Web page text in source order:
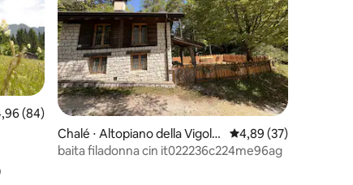
de uma avaliação média de 5, 84 avaliações
(84)
Chalé ⋅ Altopiano della Vigola
na
4,89 de uma
4,89 (37)
baita filadonna cin it022236c224me96ag